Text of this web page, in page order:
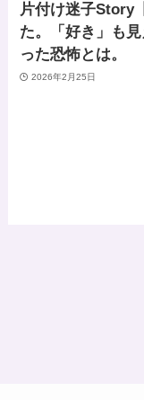
片付け迷子Story
た。「好き」も
った恐怖とは。
2026年2月25日